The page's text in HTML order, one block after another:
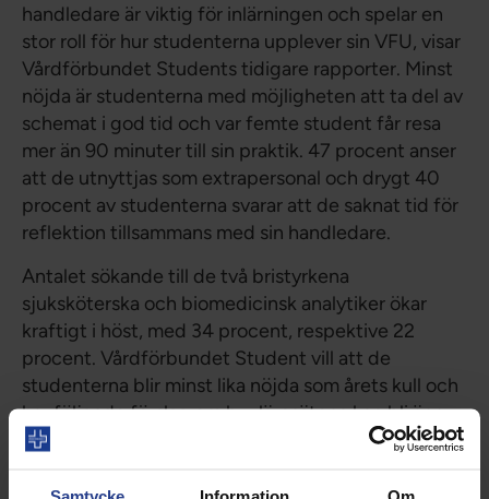
handledare är viktig för inlärningen och spelar en
stor roll för hur studenterna upplever sin VFU, visar
Vårdförbundet Students tidigare rapporter. Minst
nöjda är studenterna med möjligheten att ta del av
schemat i god tid och var femte student får resa
mer än 90 minuter till sin praktik. 47 procent anser
att de utnyttjas som extrapersonal och drygt 40
procent av studenterna svarar att de saknat tid för
reflektion tillsammans med sin handledare.
Antalet sökande till de två bristyrkena
sjuksköterska och biomedicinsk analytiker ökar
kraftigt i höst, med 34 procent, respektive 22
procent. Vårdförbundet Student vill att de
studenterna blir minst lika nöjda som årets kull och
har följande förslag om hur lärosätena kan bli ännu
bättre;